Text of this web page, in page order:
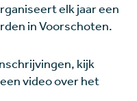
elk jaar een
in Voorschoten.
kijk
video over het